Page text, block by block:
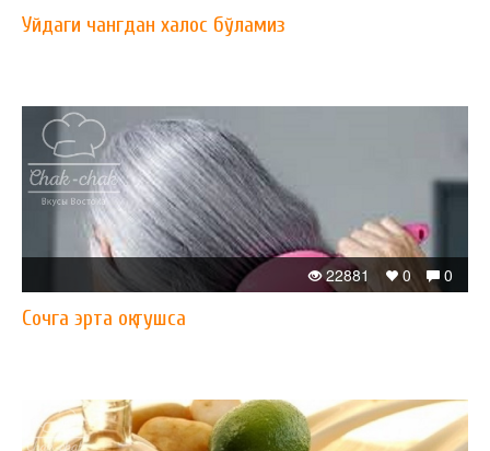
Уйдаги чангдан халос бўламиз
0
0
22881
Сочга эрта оқ тушса